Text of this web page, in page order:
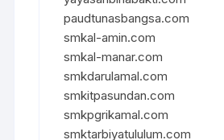
paudtunasbangsa.com
smkal-amin.com
smkal-manar.com
smkdarulamal.com
smkitpasundan.com
smkpgrikamal.com
smktarbiyatululum.com